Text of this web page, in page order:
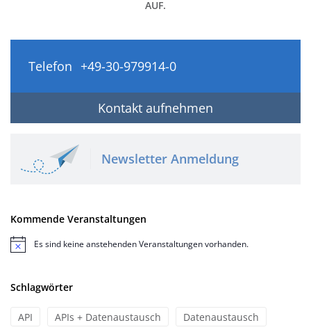
AUF.
Telefon +49-30-979914-0
Kontakt aufnehmen
Newsletter Anmeldung
Kommende Veranstaltungen
HinweisEs sind keine anstehenden Veranstaltungen vorhanden.
Schlagwörter
API APIs + Datenaustausch Datenaustausch